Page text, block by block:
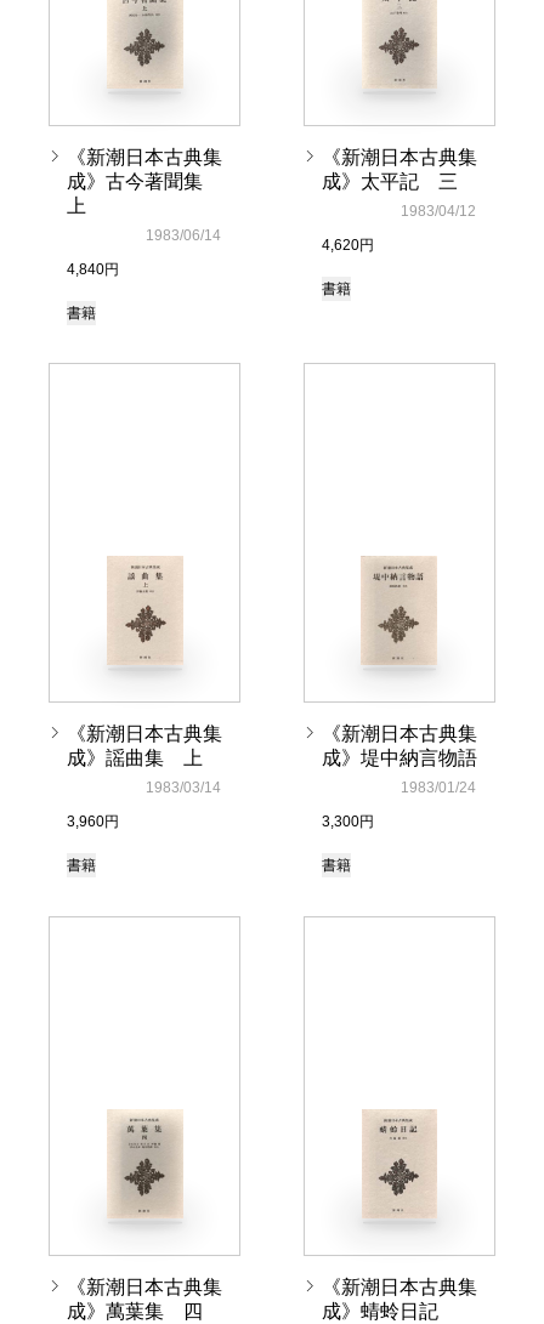
《新潮日本古典集
成》古今著聞集
上
4,840円
1983/06/14
書籍
《新潮日本古典集
成》太平記 三
4,620円
1983/04/12
書籍
《新潮日本古典集
成》謡曲集 上
3,960円
1983/03/14
書籍
《新潮日本古典集
成》堤中納言物語
3,300円
1983/01/24
書籍
《新潮日本古典集
成》萬葉集 四
《新潮日本古典集
成》蜻蛉日記